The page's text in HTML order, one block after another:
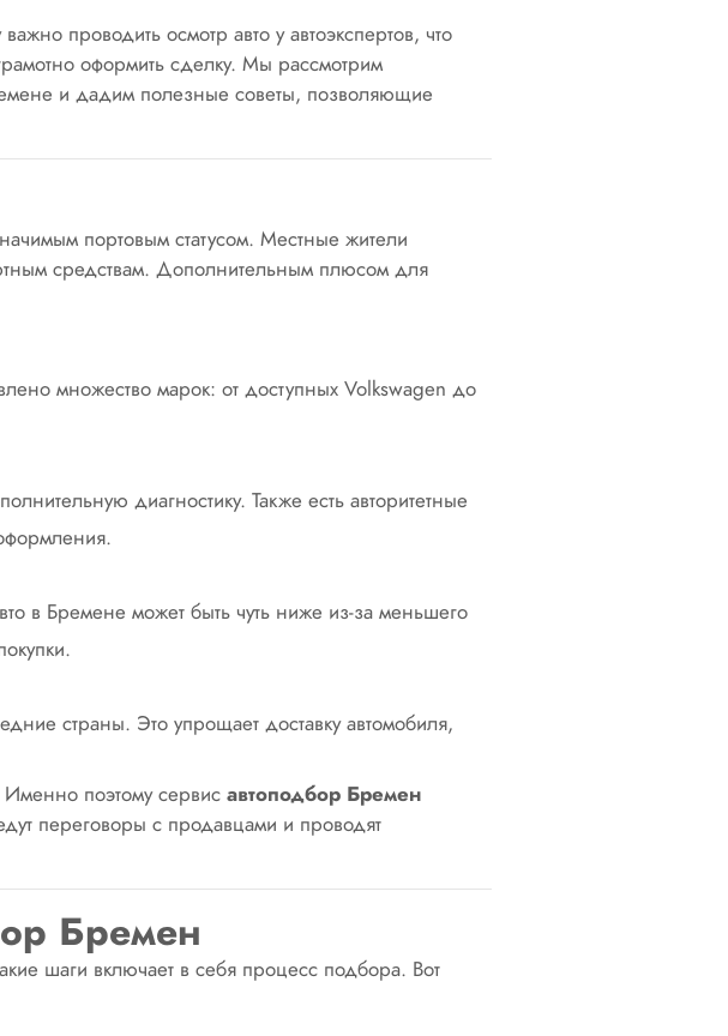
проводить осмотр авто у автоэкспертов, что
оформить сделку. Мы рассмотрим
и дадим полезные советы, позволяющие
портовым статусом. Местные жители
средствам. Дополнительным плюсом для
множество марок: от доступных Volkswagen до
диагностику. Также есть авторитетные
в Бремене может быть чуть ниже из-за меньшего
страны. Это упрощает доставку автомобиля,
Именно поэтому сервис автоподбор Бремен
переговоры с продавцами и проводят
Бремен
шаги включает в себя процесс подбора. Вот